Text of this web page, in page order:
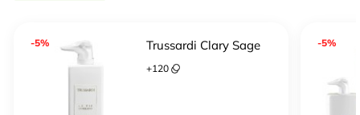
-5% Trussardi Clary Sage
+120
-5%